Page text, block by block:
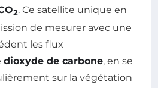
2. Ce satellite unique en
de mesurer avec une
les flux
dioxyde de carbone, en se
sur la végétation